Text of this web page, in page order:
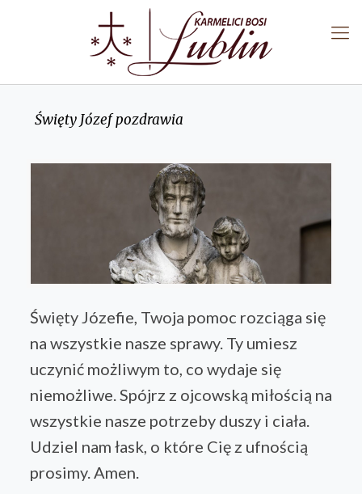
Święty Józef pozdrawia
Święty Józefie, Twoja pomoc rozciąga się
na wszystkie nasze sprawy. Ty umiesz
uczynić możliwym to, co wydaje się
niemożliwe. Spójrz z ojcowską miłością na
wszystkie nasze potrzeby duszy i ciała.
Udziel nam łask, o które Cię z ufnością
prosimy. Amen.